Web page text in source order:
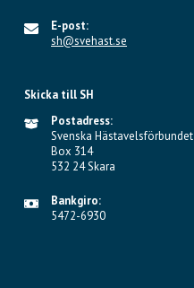
E-post:
sh@svehast.se
Skicka till SH
Postadress:
Svenska Hästavelsförbundet
Box 314
532 24 Skara
Bankgiro:
5472-6930